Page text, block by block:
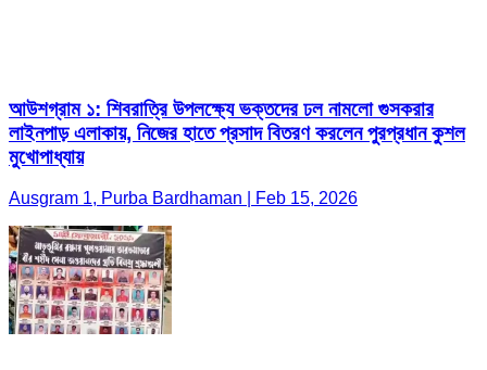
আউশগ্রাম ১: শিবরাত্রি উপলক্ষ্যে ভক্তদের ঢল নামলো গুসকরার
লাইনপাড় এলাকায়, নিজের হাতে প্রসাদ বিতরণ করলেন পুরপ্রধান কুশল
মুখোপাধ্যায়
Ausgram 1, Purba Bardhaman | Feb 15, 2026